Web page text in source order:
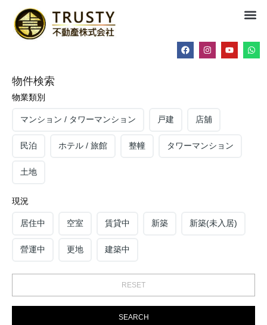
物件検索
物業類別
マンション / タワーマンション 戸建 店舖
民泊 ホテル / 旅館 整幢 タワーマンション
土地
現況
居住中 空室 賃貸中 新築 新築(未入居)
營運中 更地 建築中